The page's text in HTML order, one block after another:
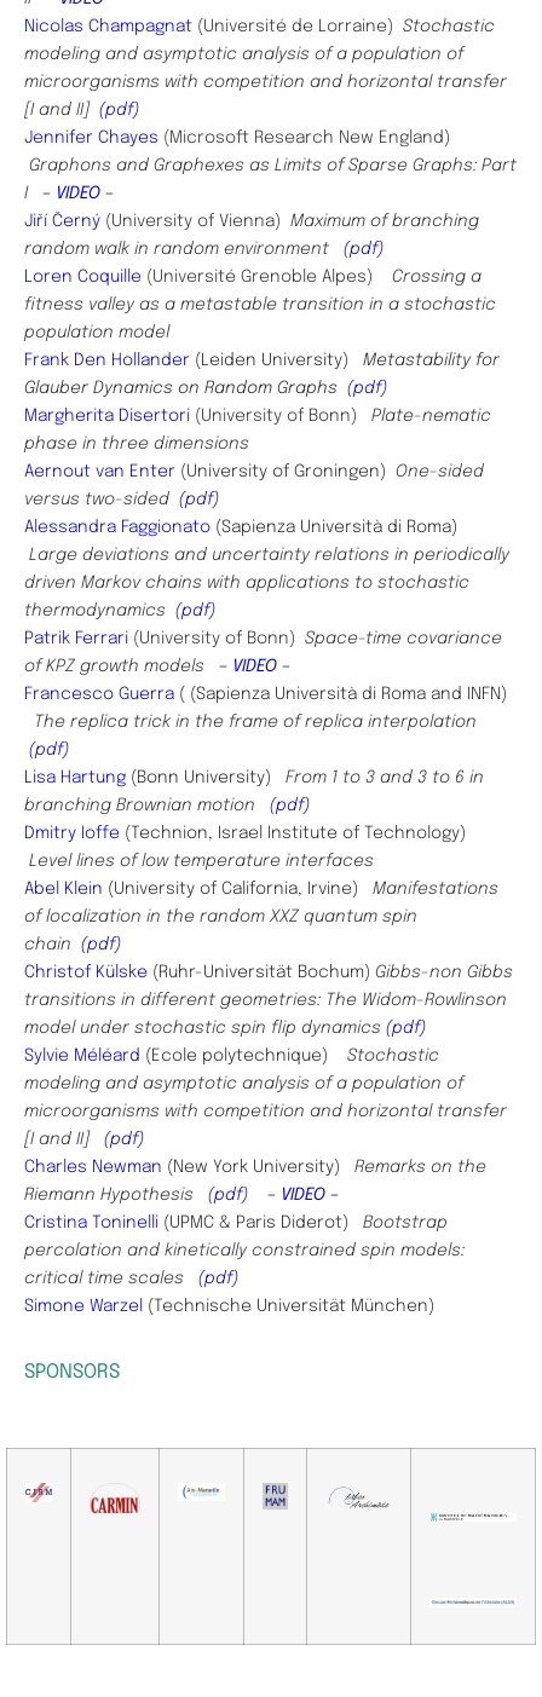
Nicolas Champagnat (Université de Lorraine) Stochastic
modeling and asymptotic analysis of a population of
microorganisms with competition and horizontal transfer
[I and II] (pdf)
Jennifer Chayes (Microsoft Research New England)
Graphons and Graphexes as Limits of Sparse Graphs: Part
I
– VIDEO –
Jiří Černý (University of Vienna) Maximum of branching
random walk in random environment​ (pdf)
Loren Coquille (Université Grenoble Alpes) Crossing a
fitness valley as a metastable transition in a stochastic
population model
Frank Den Hollander (Leiden University) Metastability for
Glauber Dynamics on Random Graphs (pdf)
Margherita Disertori (University of Bonn)
Plate-nematic
phase in three dimensions
Aernout van Enter (University of Groningen) One-sided
versus two-sided (pdf)
Alessandra Faggionato (Sapienza Università di Roma)
Large deviations and uncertainty relations in periodically
driven Markov chains with applications to stochastic
thermodynamics (pdf)
Patrik Ferrari (University of Bonn) ​ Space-time covariance
of KPZ growth models
– VIDEO –
​Francesco Guerra ( (Sapienza Università di Roma and INFN)
The replica trick in the frame of replica interpolation
(pdf)
Lisa Hartung (Bonn University) From 1 to 3 and 3 to 6 in
branching Brownian motion (pdf)
​Dmitry Ioffe (Technion, Israel Institute of Technology)
Level lines of low temperature interfaces
Abel Klein (University of California, Irvine) Manifestations
of localization in the random XXZ quantum spin
chain (pdf)
Christof Külske (Ruhr-Universität Bochum) Gibbs-non Gibbs
transitions in different geometries: The Widom-Rowlinson
model under stochastic spin flip dynamics (pdf)
Sylvie Méléard (Ecole polytechnique) Stochastic
modeling and asymptotic analysis of a population of
microorganisms with competition and horizontal transfer
[I and II] (pdf)
Charles Newman (New York University) Remarks on the
Riemann Hypothesis (pdf)
– VIDEO –
Cristina Toninelli (UPMC & Paris Diderot) Bootstrap
percolation and kinetically constrained spin models:
critical time scales (pdf)
Simone Warzel
( Technische Universität München)
SPONSORS